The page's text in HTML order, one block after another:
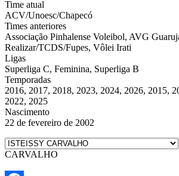
Time atual
ACV/Unoesc/Chapecó
Times anteriores
Associação Pinhalense Voleibol, AVG
Realizar/TCDS/Fupes, Vôlei Irati
Ligas
Superliga C, Feminina, Superliga B
Temporadas
2016, 2017, 2018, 2023, 2024, 2026, 2015,
2022, 2025
Nascimento
22 de fevereiro de 2002
CARVALHO